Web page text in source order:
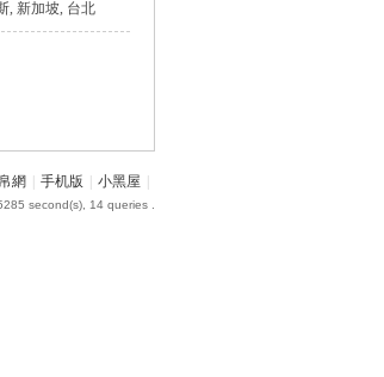
, 新加坡, 台北
網 手机版 小黑屋
second(s), 14 queries .